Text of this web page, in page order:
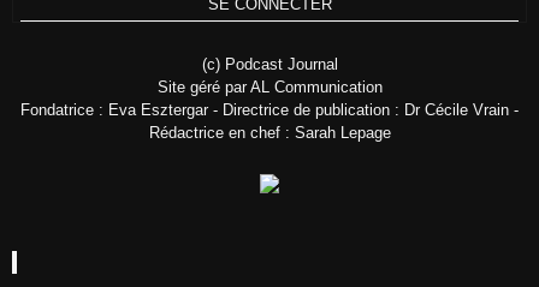
SE CONNECTER
(c) Podcast Journal
Site géré par AL Communication
Fondatrice : Eva Esztergar - Directrice de publication : Dr Cécile Vrain -
Rédactrice en chef : Sarah Lepage